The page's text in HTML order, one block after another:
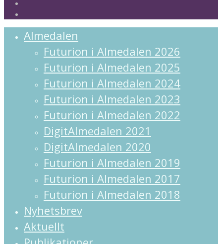
Almedalen
Futurion i Almedalen 2026
Futurion i Almedalen 2025
Futurion i Almedalen 2024
Futurion i Almedalen 2023
Futurion i Almedalen 2022
DigitAlmedalen 2021
DigitAlmedalen 2020
Futurion i Almedalen 2019
Futurion i Almedalen 2017
Futurion i Almedalen 2018
Nyhetsbrev
Aktuellt